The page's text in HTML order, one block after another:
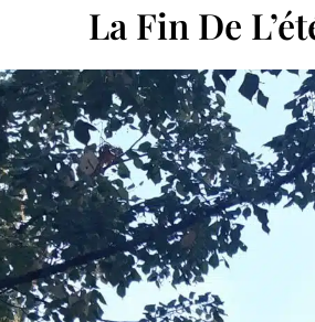
La Fin De